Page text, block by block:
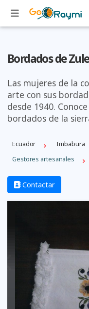
Bordados de
Las mujeres de la
arte con sus
desde 1940.
bordados de la
Ecuador Imbabura
Gestores artesanales
Contactar
Previous